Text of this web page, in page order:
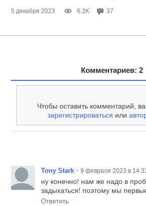
5 декабря 2023 6.2K 37
Комментариев: 2
Чтобы оставить комментарий,
зарегистрироваться или
Tony Stark • 9 февраля 2023 в
ну конечно! нам же надо в
задыхаться! поэтому мы
Ответить